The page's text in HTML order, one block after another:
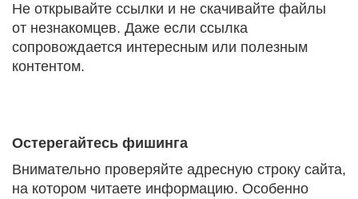
Не открывайте ссылки и не скачивайте файлы
от незнакомцев. Даже если ссылка
сопровождается интересным или полезным
контентом.
Остерегайтесь фишинга
Внимательно проверяйте адресную строку сайта,
на котором читаете информацию. Особенно